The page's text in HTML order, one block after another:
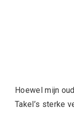
Hoewel mijn
Takel’s sterke